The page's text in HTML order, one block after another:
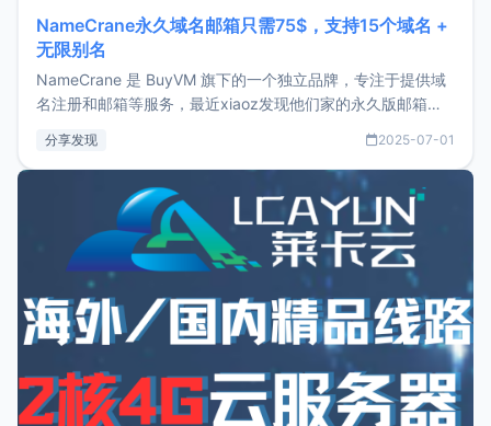
NameCrane永久域名邮箱只需75$，支持15个域名 +
无限别名
NameCrane 是 BuyVM 旗下的一个独立品牌，专注于提供域
名注册和邮箱等服务，最近xiaoz发现他们家的永久版邮箱服
又实惠的域名邮箱，不妨尝试一下 NameCrane。注册
NameCraneNameCrane不支持直接注册，必须要购买
分享发现 2025-07-01